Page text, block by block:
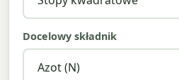
Docelowy składnik